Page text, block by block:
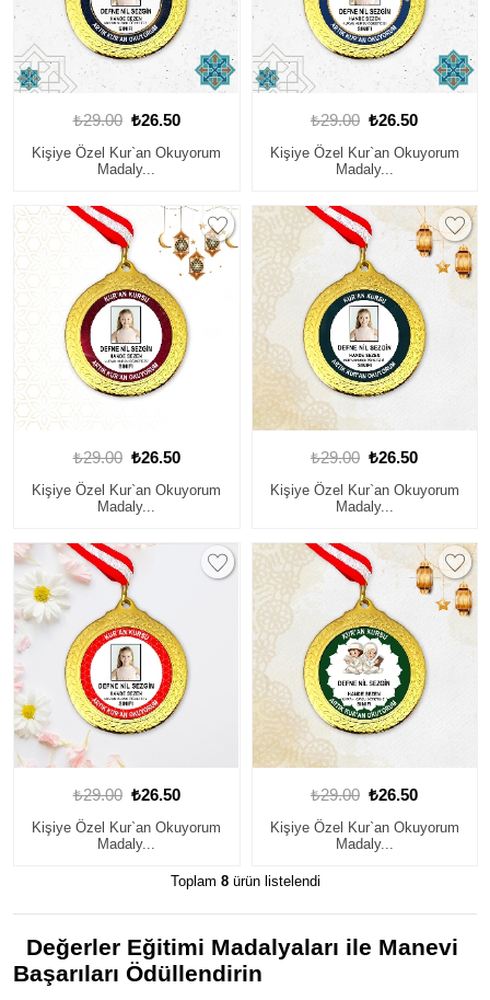
₺29.00 ₺26.50
Kişiye Özel Kur`an Okuyorum
Madaly...
₺29.00 ₺26.50
Kişiye Özel Kur`an Okuyorum
Madaly...
₺29.00 ₺26.50
Kişiye Özel Kur`an Okuyorum
Madaly...
₺29.00 ₺26.50
Kişiye Özel Kur`an Okuyorum
Madaly...
₺29.00 ₺26.50
Kişiye Özel Kur`an Okuyorum
Madaly...
₺29.00 ₺26.50
Kişiye Özel Kur`an Okuyorum
Madaly...
Toplam 8ürün listelendi
Değerler Eğitimi Madalyaları ile Manevi
Başarıları Ödüllendirin